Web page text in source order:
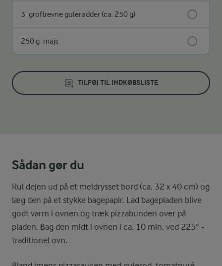
3 groftrevne gulerødder (ca. 250 g)
250 g majs
TILFØJ TIL INDKØBSLISTE
Sådan gør du
Rul dejen ud på et meldrysset bord (ca. 32 x 40 cm) og
læg den på et stykke bagepapir. Lad bagepladen blive
godt varm i ovnen og træk pizzabunden over på
pladen. Bag den midt i ovnen i ca. 10 min. ved 225° -
traditionel ovn.